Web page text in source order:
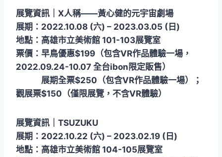
展覽資訊｜X人稱——黃心健的元宇宙劇場
展期：2022.10.08 (六) – 2023.03.05 (日)
地點：高雄市立美術館 101-103展覽室
票價：早鳥優惠$199（包含VR作品體驗一場，
2022.09.24-10.07 全台ibon限定販售）
展期全票$250（包含VR作品體驗一場）；
觀展票$150（僅限展覽，不含VR體驗）
展覽資訊｜TSUZUKU
展期：2022.10.22 (六) – 2023.02.19 (日)
地點：高雄市立美術館 104-105展覽室